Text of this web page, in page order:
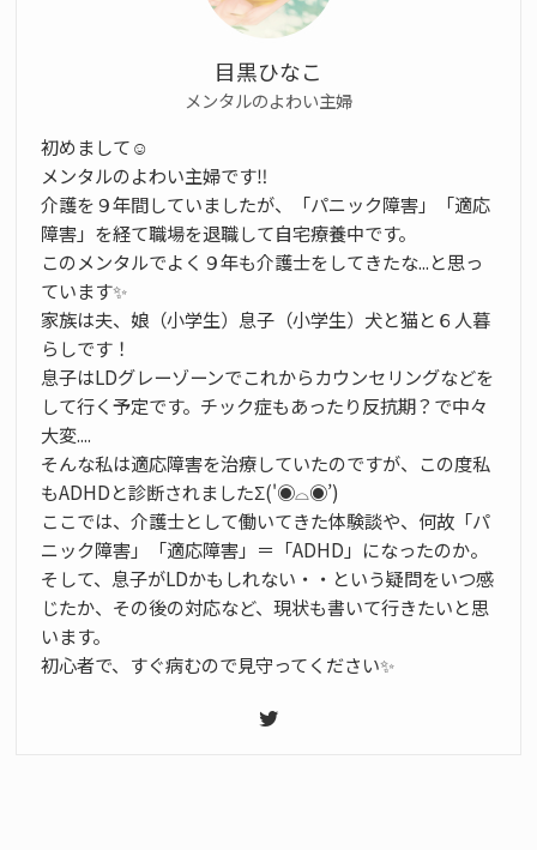
目黒ひなこ
メンタルのよわい主婦
初めまして☺️
メンタルのよわい主婦です‼️
介護を９年間していましたが、「パニック障害」「適応
障害」を経て職場を退職して自宅療養中です。
このメンタルでよく９年も介護士をしてきたな...と思っ
ています✨
家族は夫、娘（小学生）息子（小学生）犬と猫と６人暮
らしです！
息子はLDグレーゾーンでこれからカウンセリングなどを
して行く予定です。チック症もあったり反抗期？で中々
大変....
そんな私は適応障害を治療していたのですが、この度私
もADHDと診断されましたΣ('◉⌓◉’)
ここでは、介護士として働いてきた体験談や、何故「パ
ニック障害」「適応障害」＝「ADHD」になったのか。
そして、息子がLDかもしれない・・という疑問をいつ感
じたか、その後の対応など、現状も書いて行きたいと思
います。
初心者で、すぐ病むので見守ってください✨